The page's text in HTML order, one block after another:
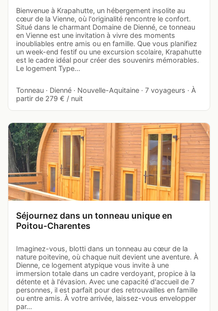
Bienvenue à Krapahutte, un hébergement insolite au
cœur de la Vienne, où l'originalité rencontre le confort.
Situé dans le charmant Domaine de Dienné, ce tonneau
en Vienne est une invitation à vivre des moments
inoubliables entre amis ou en famille. Que vous planifiez
un week-end festif ou une excursion scolaire, Krapahutte
est le cadre idéal pour créer des souvenirs mémorables.
Le logement Type…
Tonneau · Dienné · Nouvelle-Aquitaine · 7 voyageurs · À
partir de 279 € / nuit
Séjournez dans un tonneau unique en
Poitou-Charentes
Imaginez-vous, blotti dans un tonneau au cœur de la
nature poitevine, où chaque nuit devient une aventure. À
Dienne, ce logement atypique vous invite à une
immersion totale dans un cadre verdoyant, propice à la
détente et à l'évasion. Avec une capacité d'accueil de 7
personnes, il est parfait pour des retrouvailles en famille
ou entre amis. À votre arrivée, laissez-vous envelopper
par…